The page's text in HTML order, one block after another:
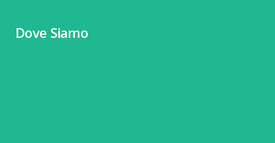
Dove Siamo